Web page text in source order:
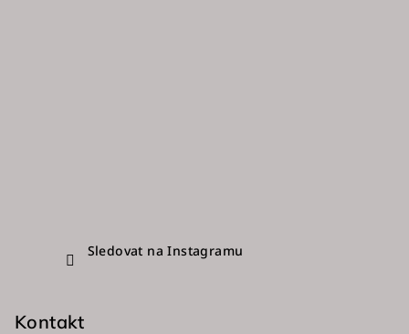
Sledovat na Instagramu
Kontakt